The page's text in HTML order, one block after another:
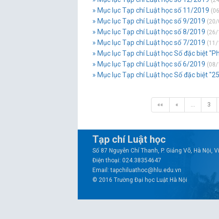
» Mục lục Tạp chí Luật học số 11/2019
» Mục lục Tạp chí Luật học số 9/2019
» Mục lục Tạp chí Luật học số 8/2019
» Mục lục Tạp chí Luật học số 7/2019
» Mục lục Tạp chí Luật học Số đặc biệt
» Mục lục Tạp chí Luật học số 6/2019
» Mục lục Tạp chí Luật học Số đặc biệt
«« « … 3
Tạp chí Luật học
Số 87 Nguyễn Chí Thanh, P. Giảng Võ, Hà Nội,
Điện thoại: 024.38354647
Email: tapchiluathoc@hlu.edu.vn
© 2016 Trường Đại học Luật Hà Nội